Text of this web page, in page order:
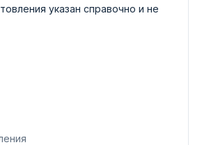
указан справочно и не